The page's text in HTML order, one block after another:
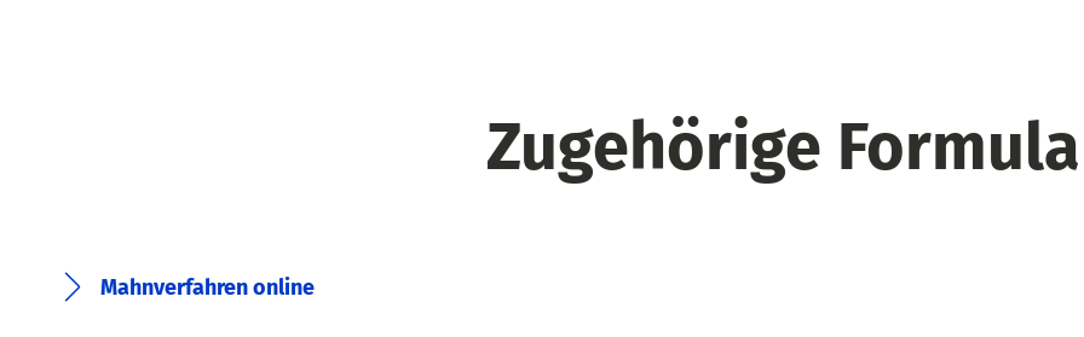
Zugehörige
Mahnverfahren online